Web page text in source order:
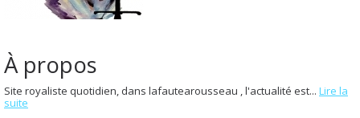
À propos
Site royaliste quotidien, dans lafautearousseau , l'actualité est... Lire la
suite